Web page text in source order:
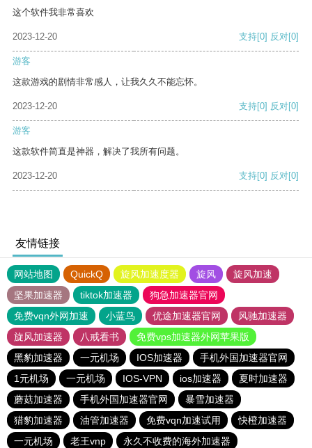
这个软件我非常喜欢
2023-12-20 支持[0] 反对[0]
游客
这款游戏的剧情非常感人，让我久久不能忘怀。
2023-12-20 支持[0] 反对[0]
游客
这款软件简直是神器，解决了我所有问题。
2023-12-20 支持[0] 反对[0]
友情链接
网站地图 QuickQ 旋风加速度器 旋风
旋风加速
坚果加速器
tiktok加速器
狗急加速器官网
免费vqn外网加速
小蓝鸟 优途加速器官网
风驰加速器
旋风加速器
八戒看书
免费vps加速器外网苹果版
黑豹加速器
一元机场 IOS加速器
手机外国加速器官网
1元机场
一元机场 IOS-VPN ios加速器
夏时加速器
蘑菇加速器
手机外国加速器官网
暴雪加速器
猎豹加速器
油管加速器 免费vqn加速试用
快橙加速器
一元机场
老王vnp 永久不收费的海外加速器